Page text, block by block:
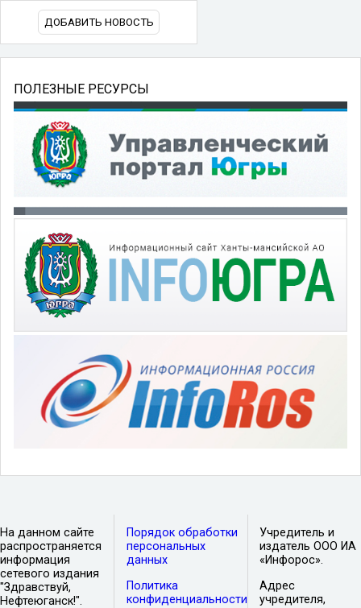
ДОБАВИТЬ НОВОСТЬ
ПОЛЕЗНЫЕ РЕСУРСЫ
На данном сайте
распространяется
информация
сетевого издания
"Здравствуй,
Нефтеюганск!".
Порядок обработки
персональных
данных
Политика
конфиденциальности
Учредитель и
издатель ООО ИА
«Инфорос».
Адрес
учредителя,